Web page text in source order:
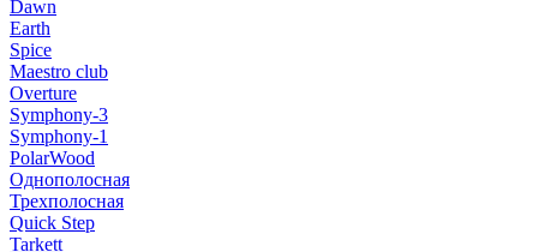
Dawn
Earth
Spice
Maestro club
Overture
Symphony-3
Symphony-1
PolarWood
Однополосная
Трехполосная
Quick Step
Tarkett